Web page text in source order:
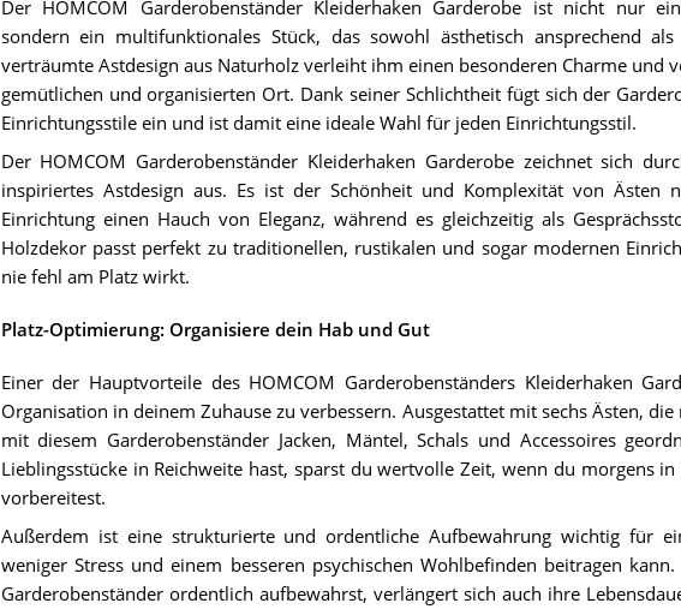
Der HOMCOM Garderobenständer Kleiderhaken Garderobe ist nicht nur
sondern ein multifunktionales Stück, das sowohl ästhetisch ansprechend
verträumte Astdesign aus Naturholz verleiht ihm einen besonderen Charme und
gemütlichen und organisierten Ort. Dank seiner Schlichtheit fügt sich der
Einrichtungsstile ein und ist damit eine ideale Wahl für jeden Einrichtungsstil.
Der HOMCOM Garderobenständer Kleiderhaken Garderobe zeichnet sich
inspiriertes Astdesign aus. Es ist der Schönheit und Komplexität von Ästen
Einrichtung einen Hauch von Eleganz, während es gleichzeitig als
Holzdekor passt perfekt zu traditionellen, rustikalen und sogar modernen
nie fehl am Platz wirkt.
Platz-Optimierung: Organisiere dein Hab und Gut
Einer der Hauptvorteile des HOMCOM Garderobenständers Kleiderhaken
Organisation in deinem Zuhause zu verbessern. Ausgestattet mit sechs Ästen,
mit diesem Garderobenständer Jacken, Mäntel, Schals und Accessoires
Lieblingsstücke in Reichweite hast, sparst du wertvolle Zeit, wenn du morgens
vorbereitest.
Außerdem ist eine strukturierte und ordentliche Aufbewahrung wichtig für
weniger Stress und einem besseren psychischen Wohlbefinden beitragen
Garderobenständer ordentlich aufbewahrst, verlängert sich auch ihre